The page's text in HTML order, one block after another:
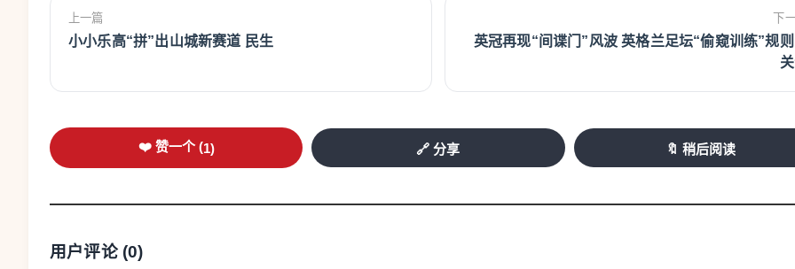
上一篇
小小乐高“拼”出山城新赛道 民生
下
英冠再现“间谍门”风波 英格兰足坛“偷窥训练”规则
❤️ 赞一个 (1) 🔗 分享 🔖 稍后阅读
用户评论 (0)